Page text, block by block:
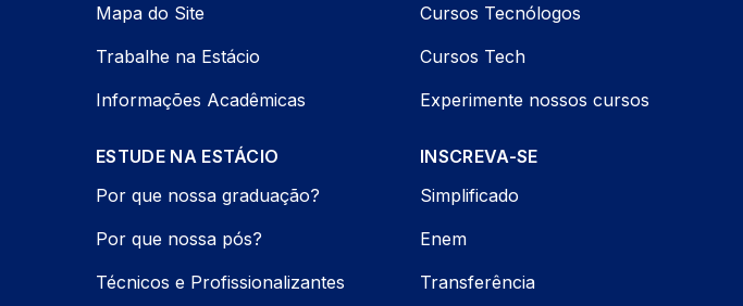
Mapa do Site
Trabalhe na Estácio
Informações Acadêmicas
Cursos Tecnólogos
Cursos Tech
Experimente nossos cursos
ESTUDE NA ESTÁCIO
Por que nossa graduação?
Por que nossa pós?
Técnicos e Profissionalizantes
INSCREVA-SE
Simplificado
Enem
Transferência